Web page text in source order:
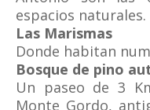
espacios naturales.
Las Marismas
Donde habitan
Bosque de pino
Un paseo de 3
Monte Gordo,